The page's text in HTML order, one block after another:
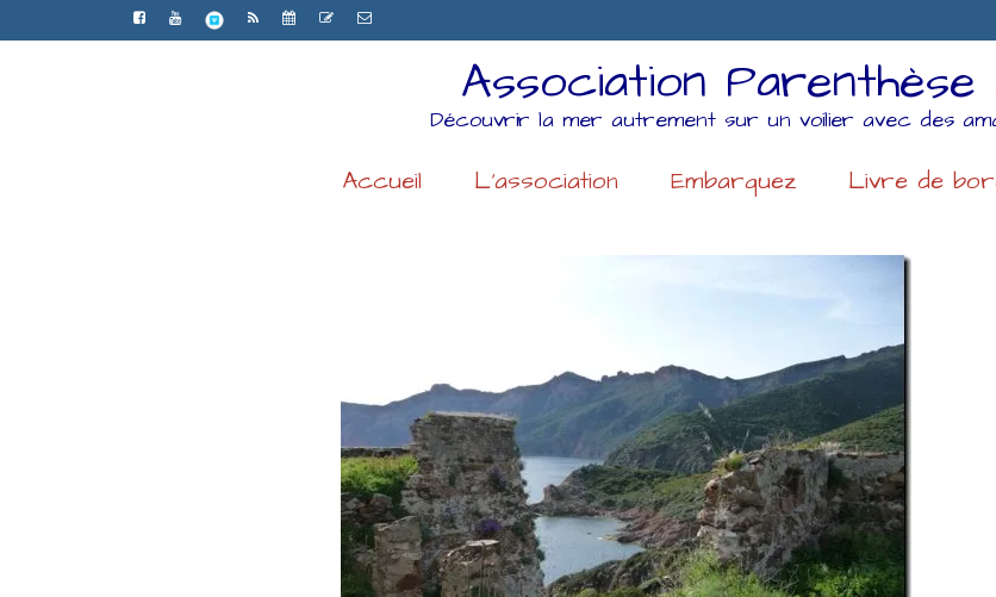
Association Parenthèse
Découvrir la mer autrement sur un voilier avec des
Accueil L’association Embarquez Livre de